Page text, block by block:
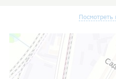
Посмотреть